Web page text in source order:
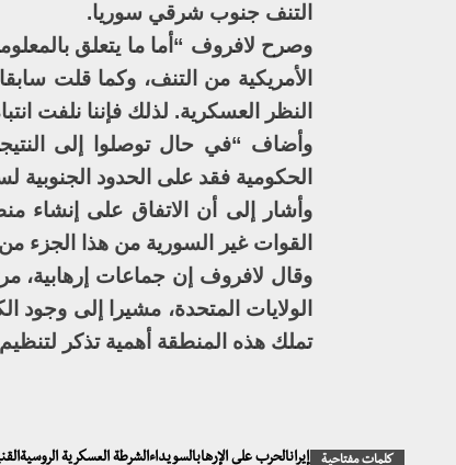
التنف جنوب شرقي سوريا.
وصرح لافروف “أما ما يتعلق
الأمريكية من التنف، وكما قلت
النظر العسكرية. لذلك فإننا نلفت
وأضاف “في حال توصلوا إلى
الحكومية فقد على الحدود الجنوبية
وأشار إلى أن الاتفاق على
القوات غير السورية من هذا الجزء من
وقال لافروف إن جماعات
الولايات المتحدة، مشيرا إلى وجود
تملك هذه المنطقة أهمية تذكر
كلمات مفتاحية
إيرانالحرب على الإرهابالسويداءالشرطة العسكرية